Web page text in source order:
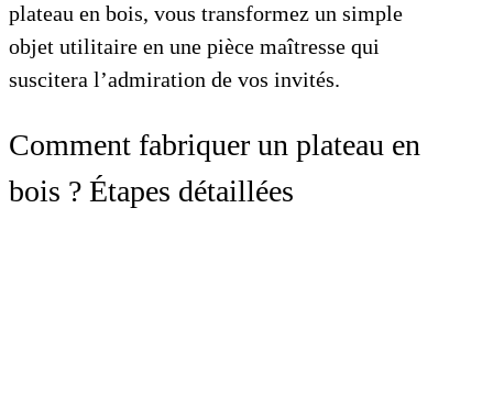
plateau en bois, vous transformez un simple
objet utilitaire en une pièce maîtresse qui
suscitera l’admiration de vos invités.
Comment fabriquer un plateau en
bois ? Étapes détaillées